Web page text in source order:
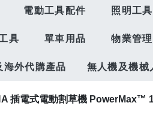
電動工具配件 照明工具
具 單車用品 物業管
海外代購產品 無人機及機械
插電式電動割草機 PowerMax™